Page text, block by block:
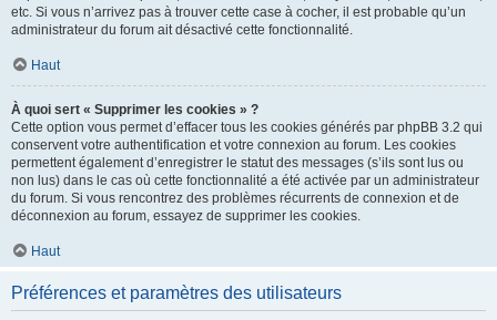
etc. Si vous n’arrivez pas à trouver cette case à cocher, il est probable qu’un
administrateur du forum ait désactivé cette fonctionnalité.
Haut
À quoi sert « Supprimer les cookies » ?
Cette option vous permet d’effacer tous les cookies générés par phpBB 3.2 qui
conservent votre authentification et votre connexion au forum. Les cookies
permettent également d’enregistrer le statut des messages (s’ils sont lus ou
non lus) dans le cas où cette fonctionnalité a été activée par un administrateur
du forum. Si vous rencontrez des problèmes récurrents de connexion et de
déconnexion au forum, essayez de supprimer les cookies.
Haut
Préférences et paramètres des utilisateurs